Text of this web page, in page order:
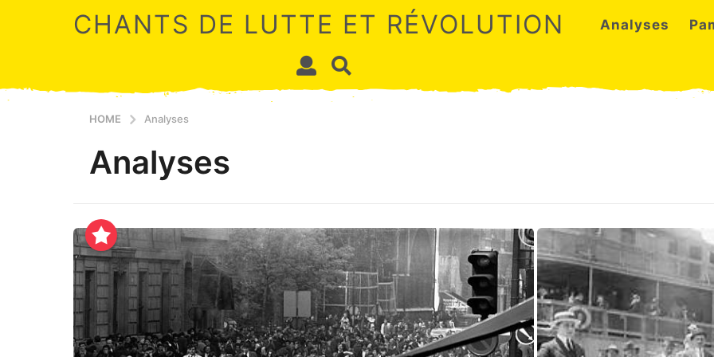
CHANTS DE LUTTE ET RÉVOLUTION Analyses
HOME Analyses
Analyses